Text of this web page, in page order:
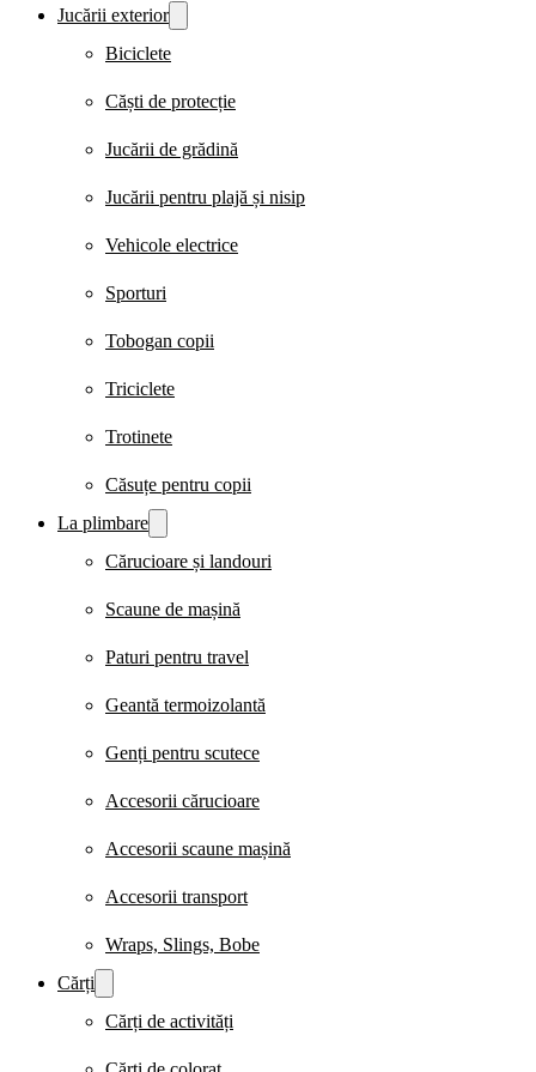
Jucării exterior
Biciclete
Căști de protecție
Jucării de grădină
Jucării pentru plajă și nisip
Vehicole electrice
Sporturi
Tobogan copii
Triciclete
Trotinete
Căsuțe pentru copii
La plimbare
Cărucioare și landouri
Scaune de mașină
Paturi pentru travel
Geantă termoizolantă
Genți pentru scutece
Accesorii cărucioare
Accesorii scaune mașină
Accesorii transport
Wraps, Slings, Bobe
Cărți
Cărți de activități